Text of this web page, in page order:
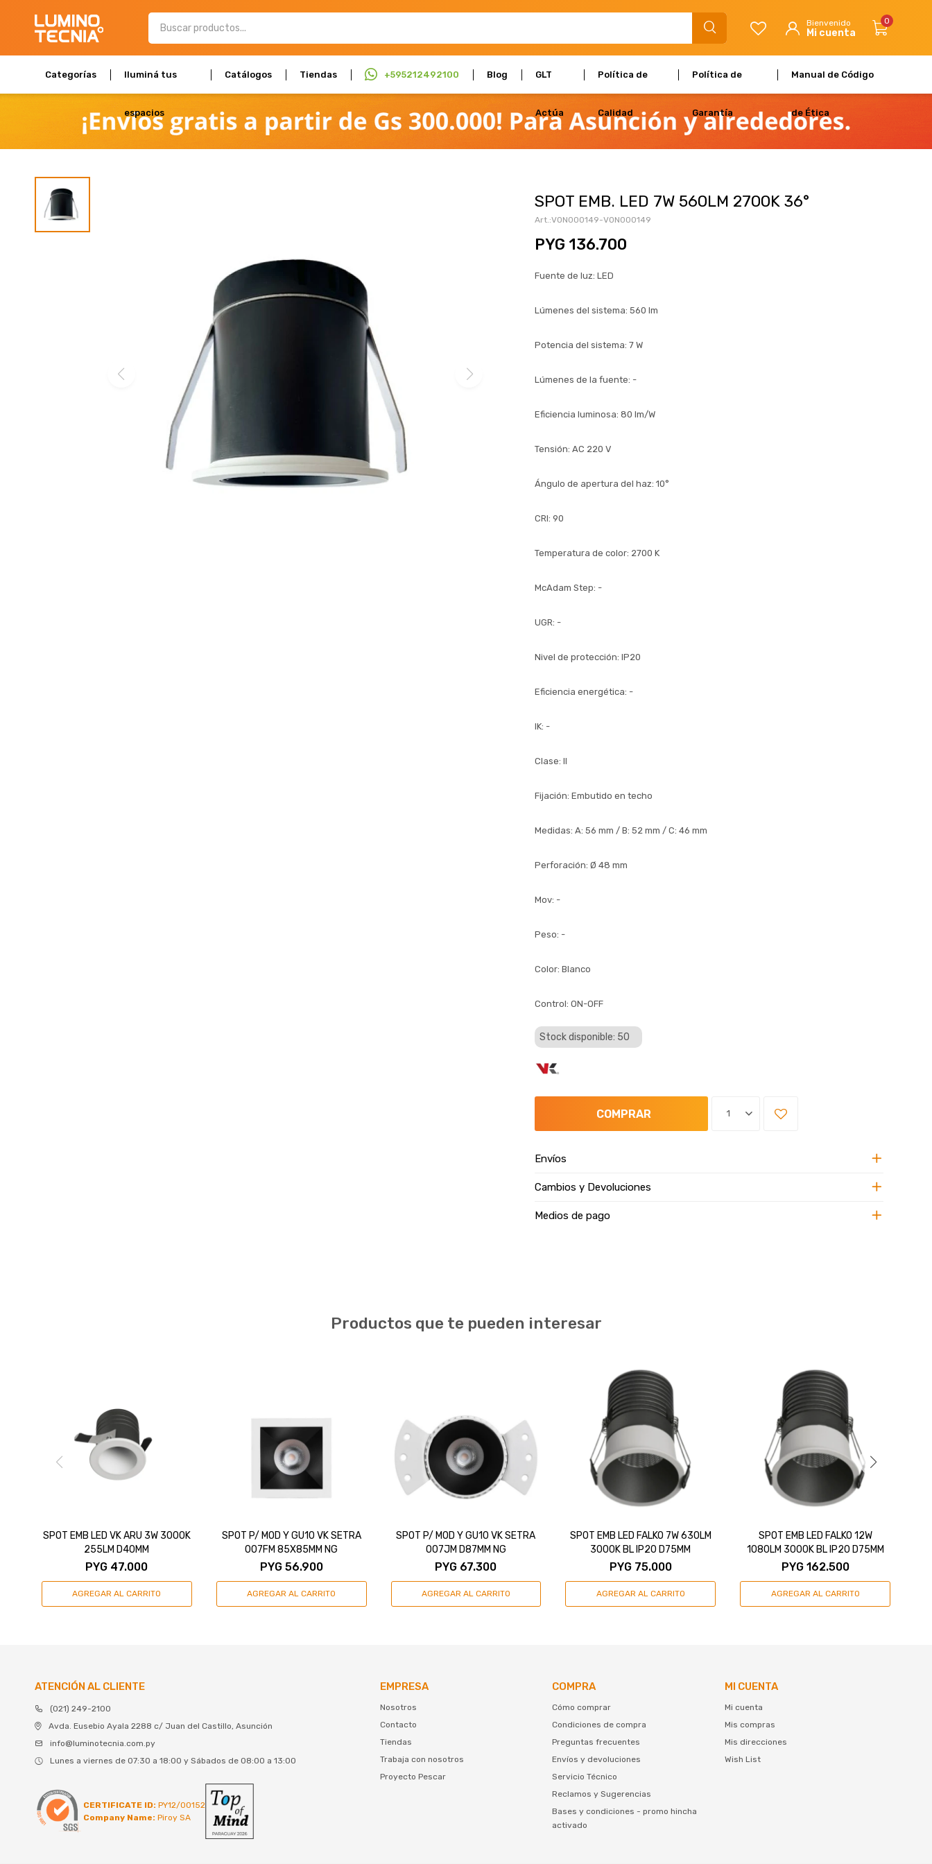
Categorías Iluminá tus
espacios
Catálogos Tiendas +595212492100 Blog GLT
Actúa
Política de
Calidad
Política de
Garantía
Manual de Código
de Ética
0
SPOT EMB. LED 7W 560LM 2700K 36°
VON000149-VON000149
PYG 136.700
Fuente de luz: LED
Lúmenes del sistema: 560 lm
Potencia del sistema: 7 W
Lúmenes de la fuente: -
Eficiencia luminosa: 80 lm/W
Tensión: AC 220 V
Ángulo de apertura del haz: 10°
CRI: 90
Temperatura de color: 2700 K
McAdam Step: -
UGR: -
Nivel de protección: IP20
Eficiencia energética: -
IK: -
Clase: II
Fijación: Embutido en techo
Medidas: A: 56 mm / B: 52 mm / C: 46 mm
Perforación: Ø 48 mm
Mov: -
Peso: -
Color: Blanco
Control: ON-OFF
Stock disponible: 50
1
COMPRAR
Envíos
Cambios y Devoluciones
Medios de pago
Productos que te pueden interesar
SPOT EMB LED VK ARU 3W 3000K
255LM D40MM
PYG 47.000
SPOT P/ MOD Y GU10 VK SETRA
007FM 85X85MM NG
PYG 56.900
SPOT P/ MOD Y GU10 VK SETRA
007JM D87MM NG
PYG 67.300
SPOT EMB LED FALKO 7W 630LM
3000K BL IP20 D75MM
PYG 75.000
SPOT EMB LED FALKO 12W
1080LM 3000K BL IP20 D75MM
PYG 162.500
ATENCIÓN AL CLIENTE
(021) 249-2100
Avda. Eusebio Ayala 2288 c/ Juan del Castillo, Asunción
info@luminotecnia.com.py
Lunes a viernes de 07:30 a 18:00 y Sábados de 08:00 a 13:00
CERTIFICATE ID: PY12/00152
Company Name: Piroy SA
EMPRESA
Nosotros
Contacto
Tiendas
Trabaja con nosotros
Proyecto Pescar
COMPRA
Cómo comprar
Condiciones de compra
Preguntas frecuentes
Envíos y devoluciones
Servicio Técnico
Reclamos y Sugerencias
Bases y condiciones - promo hincha
activado
MI CUENTA
Mi cuenta
Mis compras
Mis direcciones
Wish List